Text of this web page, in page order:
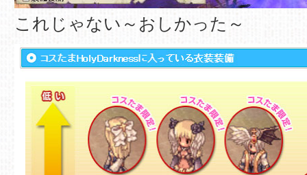
これじゃない～おしかった～